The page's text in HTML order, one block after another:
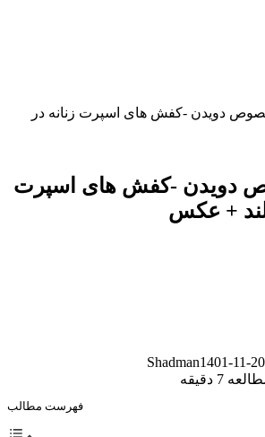
دویدن -کفش های اسپرت زنانه در
دویدن -کفش های اسپرت
لند + عکس
Shadman1401-11-20
7 دقیقه
فهرست مطالب